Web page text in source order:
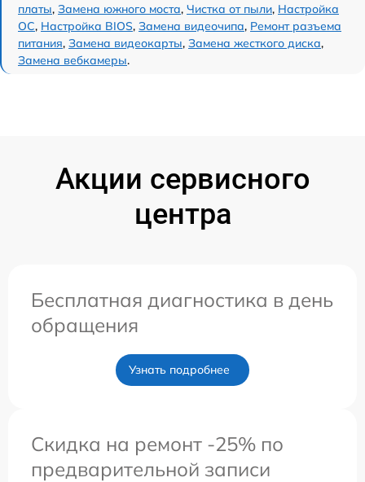
платы, Замена южного моста, Чистка от пыли, Настройка
ОС, Настройка BIOS, Замена видеочипа, Ремонт разъема
питания, Замена видеокарты, Замена жесткого диска,
Замена вебкамеры.
Акции сервисного
центра
Бесплатная диагностика в день
обращения
Узнать подробнее
Скидка на ремонт -25% по
предварительной записи